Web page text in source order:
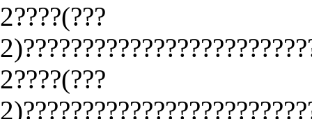
2????(???
2????(???